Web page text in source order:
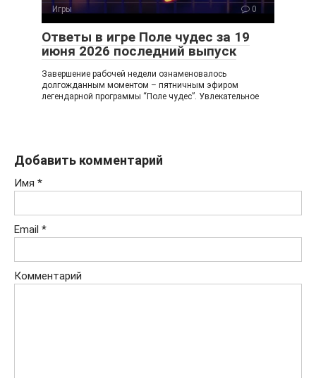
Игры 0
Ответы в игре Поле чудес за 19
июня 2026 последний выпуск
Завершение рабочей недели ознаменовалось
долгожданным моментом – пятничным эфиром
легендарной программы “Поле чудес”. Увлекательное
Добавить комментарий
Имя *
Email *
Комментарий